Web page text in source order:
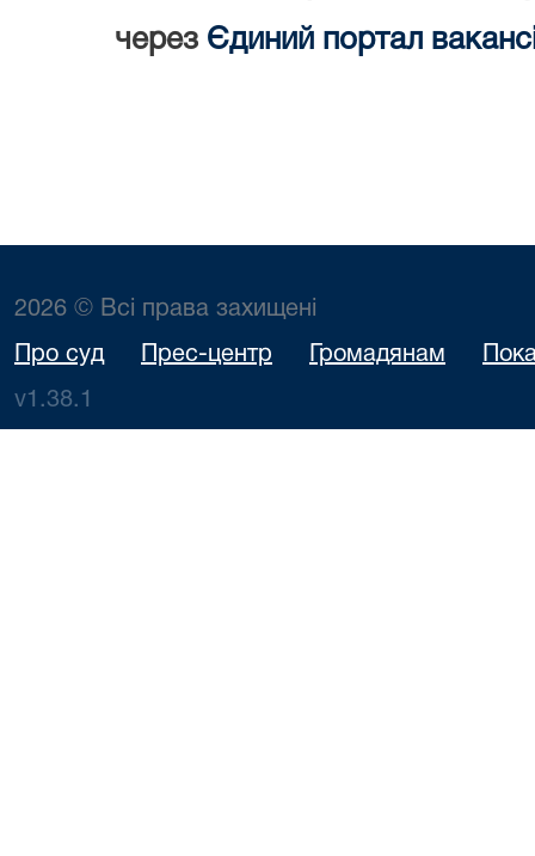
через Єдиний портал
2026 © Всі права захищені
Про суд Прес-центр Громадянам
v1.38.1